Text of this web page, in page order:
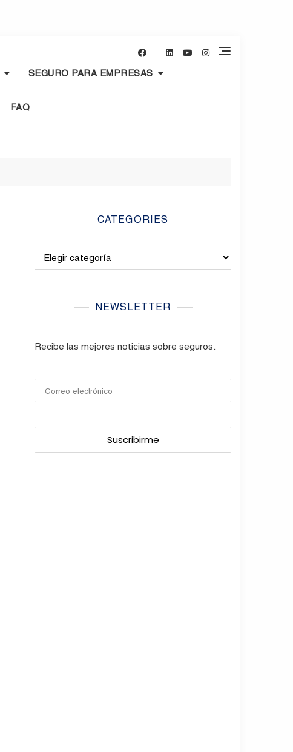
SEGURO PARA EMPRESAS
FAQ
CATEGORIES
NEWSLETTER
Recibe las mejores noticias sobre seguros.